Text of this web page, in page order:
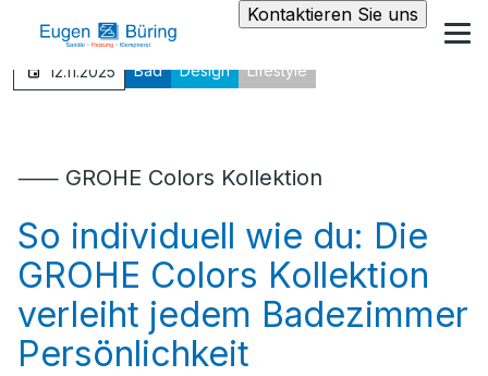
Kontaktieren Sie uns
12.11.2025 Bad Design Lifestyle
⸺ GROHE Colors Kollektion
So individuell wie du: Die
GROHE Colors Kollektion
verleiht jedem Badezimmer
Persönlichkeit